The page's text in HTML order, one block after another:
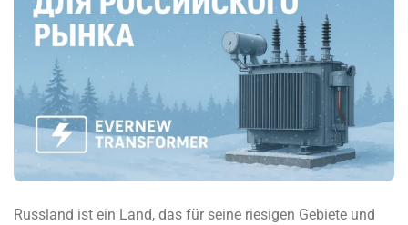
Russland ist ein Land, das für seine riesigen Gebiete und